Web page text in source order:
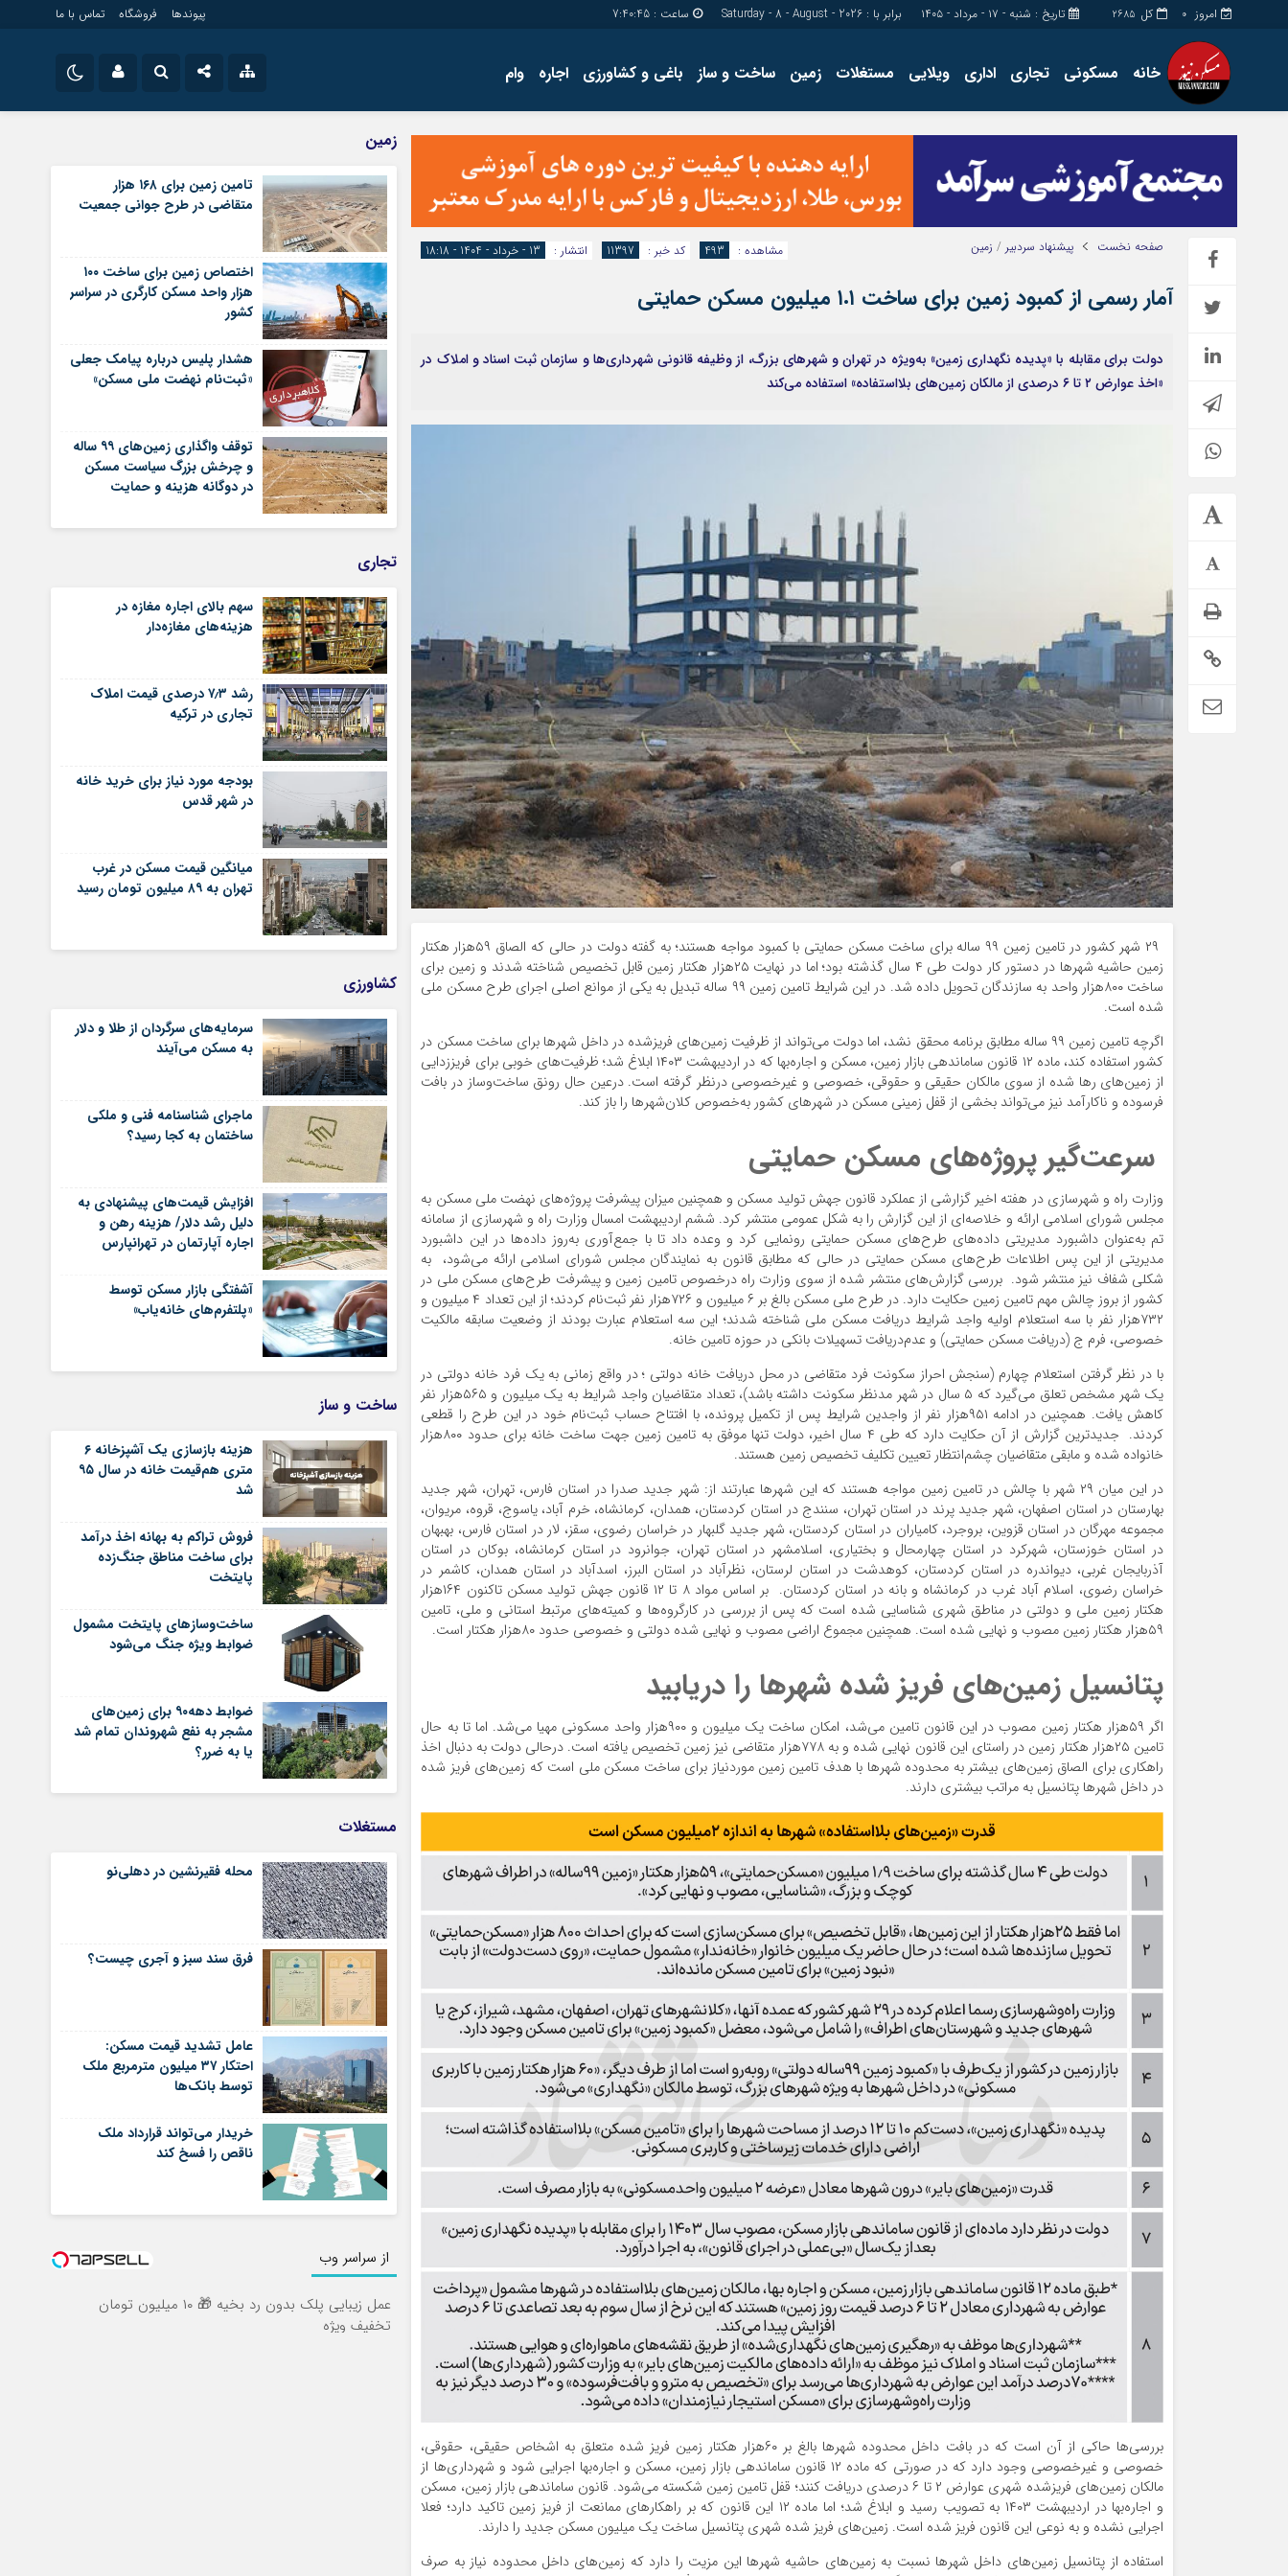
کل 2685 امروز 0 تاریخ : شنبه - ۱۷ - مرداد - ۱۴۰۵ برابر با : Saturday - 8 - August - 2026 ساعت : 7:40:46 پیوندها فروشگاه تماس با ما
خانه مسکونی تجاری اداری ویلایی مستغلات زمین ساخت و ساز باغی و کشاورزی اجاره وام
سروش
ایتا
آپارات
اپلیکیشن
رمز عبور
مرا به خاطر بسپار
اداری
تجاری
ساخت و ساز
چند رسانه
گالری فیلم
گالری عکس
حساب مشتری
دسترسی سریع
تماس با ما
پیوندهای سایت
سبد خريد
برگه دو ستونه
پیوندها
گروه اجتماعی
گروه اقتصاد
گروه فرهنگ
تجاری
زمین
ساخت و ساز
صفحه نخست پیشنهاد سردبیر / زمین انتشار : 13 - خرداد - 1404 - 18:18 کد خبر : 11397 مشاهده : 493
آمار رسمی از کمبود زمین برای ساخت ۱.۱ میلیون مسکن ‏‌حمایتی
دولت برای مقابله با «پدیده نگهداری زمین» به‌ویژه در تهران و شهرهای بزرگ، از وظیفه قانونی شهرداری‌‌ها و سازمان ثبت اسناد و املاک در
«اخذ عوارض ۲ تا ۶ درصدی از مالکان زمین‌‌های بلااستفاده» استفاده می‌کند
۲۹ شهر کشور در تامین زمین ۹۹ ساله برای ساخت مسکن حمایتی با کمبود مواجه هستند؛ به گفته دولت در حالی که الصاق ۵۹‌هزار هکتار
زمین حاشیه شهرها در دستور کار دولت طی ۴ سال گذشته بود؛ اما در نهایت ۲۵‌هزار هکتار زمین قابل تخصیص شناخته شدند و زمین برای
ساخت ۸۰۰‌هزار واحد به سازندگان تحویل داده شد. در این شرایط تامین زمین ۹۹ ساله تبدیل به یکی از موانع اصلی اجرای طرح مسکن ملی
شده است.
اگرچه تامین زمین ۹۹ ساله مطابق برنامه محقق نشد، اما دولت می‌تواند از ظرفیت زمین‌‌های فریزشده در داخل شهرها برای ساخت مسکن در
کشور استفاده کند، ماده ۱۲ قانون ساماندهی بازار زمین، مسکن و اجاره‌‌بها که در اردیبهشت ۱۴۰۳ ابلاغ شد؛ ظرفیت‌‌های خوبی برای فریززدایی
از زمین‌‌های رها شده از سوی مالکان حقیقی و حقوقی، خصوصی و غیرخصوصی درنظر گرفته است. درعین حال رونق ساخت‌‌وساز در بافت
فرسوده و ناکارآمد نیز می‌تواند بخشی از قفل زمینی مسکن در شهرهای کشور به‌‌خصوص کلان‌شهرها را باز کند.
سرعت‌‌گیر پروژه‌‌های مسکن حمایتی
وزارت راه و شهرسازی در هفته اخیر گزارشی از عملکرد قانون جهش تولید مسکن و همچنین میزان پیشرفت پروژه‌‌های نهضت ملی مسکن به
مجلس شورای اسلامی ارائه و خلاصه‌‌ای از این گزارش را به شکل عمومی منتشر کرد. ششم اردیبهشت امسال وزارت راه و شهرسازی از سامانه
تم به‌‌عنوان داشبورد مدیریتی داده‌‌های طرح‌‌های مسکن حمایتی رونمایی کرد و وعده داد تا با جمع‌‌آوری به‌روز داده‌‌ها در این داشبورد
مدیریتی از این پس اطلاعات طرح‌‌های مسکن حمایتی در حالی که مطابق قانون به نمایندگان مجلس شورای اسلامی ارائه می‌شود، به
شکلی شفاف نیز منتشر شود. بررسی گزارش‌‌های منتشر شده از سوی وزارت راه درخصوص تامین زمین و پیشرفت طرح‌‌های مسکن ملی در
کشور از بروز چالش مهم تامین زمین حکایت دارد. در طرح ملی مسکن بالغ بر ۶ میلیون و ۷۲۶‌هزار نفر ثبت‌نام کردند؛ از این تعداد ۴ میلیون و
۷۳۲‌هزار نفر با سه استعلام اولیه واجد شرایط دریافت مسکن ملی شناخته شدند؛ این سه استعلام عبارت بودند از وضعیت سابقه مالکیت
خصوصی، فرم ج (دریافت مسکن حمایتی) و عدم‌دریافت تسهیلات بانکی در حوزه تامین خانه.
با در نظر گرفتن استعلام چهارم (سنجش احراز سکونت فرد متقاضی در محل دریافت خانه دولتی ؛ در واقع زمانی به یک فرد خانه دولتی در
یک شهر مشخص تعلق می‌گیرد که ۵ سال در شهر مدنظر سکونت داشته باشد)، تعداد متقاضیان واجد شرایط به یک میلیون و ۵۶۵‌هزار نفر
کاهش یافت. همچنین در ادامه ۹۵۱‌هزار نفر از واجدین شرایط پس از تکمیل پرونده، با افتتاح حساب ثبت‌نام خود در این طرح را قطعی
کردند. جدیدترین گزارش از آن حکایت دارد که طی ۴ سال اخیر، دولت تنها موفق به تامین زمین جهت ساخت خانه برای حدود ۸۰۰‌هزار
خانواده شده و مابقی متقاضیان چشم‌‌انتظار تعیین تکلیف تخصیص زمین هستند.
در این میان ۲۹ شهر با چالش در تامین زمین مواجه هستند که این شهرها عبارتند از: شهر جدید صدرا در استان فارس، تهران، شهر جدید
بهارستان در استان اصفهان، شهر جدید پرند در استان تهران، سنندج در استان کردستان، همدان، کرمانشاه، خرم آباد، یاسوج، قروه، مریوان،
مجموعه مهرگان در استان قزوین، بروجرد، کامیاران در استان کردستان، شهر جدید گلبهار در خراسان رضوی، سقز، لار در استان فارس، بهبهان
در استان خوزستان، شهرکرد در استان چهارمحال و بختیاری، اسلامشهر در استان تهران، جوانرود در استان کرمانشاه، بوکان در استان
آذربایجان غربی، دیواندره در استان کردستان، کوهدشت در استان لرستان، نظرآباد در استان البرز، اسدآباد در استان همدان، کاشمر در
خراسان رضوی، اسلام آباد غرب در کرمانشاه و بانه در استان کردستان. بر اساس مواد ۸ تا ۱۲ قانون جهش تولید مسکن تاکنون ۱۶۴‌هزار
هکتار زمین ملی و دولتی در مناطق شهری شناسایی شده است که پس از بررسی‌‌ در کارگروه‌‌ها و کمیته‌‌های مرتبط استانی و ملی، تامین
۵۹‌هزار هکتار زمین مصوب و نهایی شده است. همچنین مجموع اراضی مصوب و نهایی شده دولتی و خصوصی حدود ۸۰‌هزار هکتار است.
پتانسیل زمین‌‌های فریز شده شهرها را دریابید
اگر ۵۹‌هزار هکتار زمین مصوب در این قانون تامین می‌‌شد، امکان ساخت یک میلیون و ۹۰۰‌هزار واحد مسکونی مهیا می‌‌شد. اما تا به حال
تامین ۲۵‌هزار هکتار زمین در راستای این قانون نهایی شده و به ۷۷۸‌هزار متقاضی نیز زمین تخصیص یافته است. درحالی دولت به دنبال اخذ
راهکاری برای الصاق زمین‌‌های بیشتر به محدوده شهرها با هدف تامین زمین موردنیاز برای ساخت مسکن ملی است که زمین‌‌های فریز شده
در داخل شهرها پتانسیل به مراتب بیشتری دارند.
بررسی‌‌ها حاکی از آن است که در بافت داخل محدوده شهرها بالغ بر ۶۰‌هزار هکتار زمین فریز شده متعلق به اشخاص حقیقی، حقوقی،
خصوصی و غیرخصوصی وجود دارد که در صورتی که ماده ۱۲ قانون ساماندهی بازار زمین، مسکن و اجاره‌‌بها اجرایی شود و شهرداری‌‌ها از
مالکان زمین‌‌های فریزشده شهری عوارض ۲ تا ۶ درصدی دریافت کنند؛ قفل تامین زمین شکسته می‌شود. قانون ساماندهی بازار زمین، مسکن
و اجاره‌‌بها در اردیبهشت ۱۴۰۳ به تصویب رسید و ابلاغ شد؛ اما ماده ۱۲ این قانون که بر راهکارهای ممانعت از فریز زمین تاکید دارد؛ فعلا
اجرایی نشده و به نوعی این قانون فریز شده است. زمین‌‌های فریز شده شهری پتانسیل ساخت یک میلیون مسکن جدید را دارند.
استفاده از پتانسیل زمین‌‌های داخل شهرها نسبت به زمین‌‌های حاشیه شهرها این مزیت را دارد که زمین‌‌های داخل محدوده نیاز به صرف
زمین
تامین زمین برای ۱۶۸ هزار
متقاضی در طرح جوانی جمعیت
اختصاص زمین برای ساخت ۱۰۰
هزار واحد مسکن کارگری در سراسر
کشور
هشدار پلیس درباره پیامک جعلی
«ثبت‌نام نهضت ملی مسکن»
توقف واگذاری زمین‌های ۹۹ ساله
و چرخش بزرگ سیاست مسکن
در دوگانه هزینه و حمایت
تجاری
سهم بالای اجاره‌‌ مغازه در
هزینه‌‌های مغازه‌‌دار
رشد ۷٫۳ درصدی قیمت‌ املاک
تجاری در ترکیه
بودجه مورد نیاز برای خرید خانه
در شهر قدس
میانگین قیمت مسکن در غرب
تهران به ۸۹ میلیون تومان رسید
کشاورزی
سرمایه‌های سرگردان از طلا و دلار
به مسکن می‌آیند
ماجرای شناسنامه‌ فنی و ملکی
ساختمان به کجا رسید؟
افزایش قیمت‌های پیشنهادی به
دلیل رشد دلار/ هزینه رهن و
اجاره آپارتمان در تهرانپارس
آشفتگی بازار مسکن توسط
«پلتفرم‌های خانه‌یاب»
ساخت و ساز
هزینه بازسازی یک آشپزخانه ۶
متری هم‌قیمت خانه در سال ۹۵
شد
فروش تراکم به بهانه اخذ درآمد
برای ساخت مناطق جنگ‌زده
پایتخت
ساخت‌وسازهای پایتخت مشمول
ضوابط ویژه جنگ می‌شود
ضوابط دهه۹۰ برای زمین‌های
مشجر به نفع شهروندان تمام شد
یا به ضرر؟
مستغلات
محله فقیرنشین در دهلی‏‌نو
فرق سند سبز و آجری چیست؟
عامل تشدید قیمت مسکن:
احتکار ۳۷ میلیون مترمربع ملک
توسط بانک‌ها
خریدار می‌تواند قرارداد ملک
ناقص را فسخ کند
از سراسر وب
عمل زیبایی پلک بدون رد بخیه 🎁 ۱۰ میلیون تومان
تخفیف ویژه